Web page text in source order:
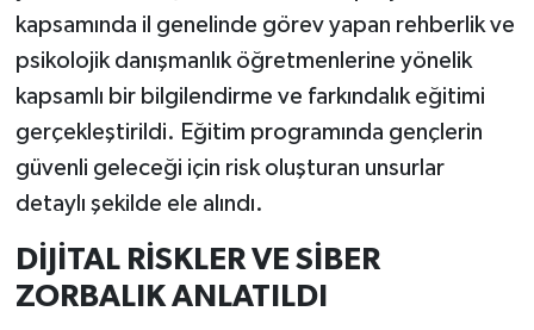
kapsamında il genelinde görev yapan rehberlik ve
psikolojik danışmanlık öğretmenlerine yönelik
kapsamlı bir bilgilendirme ve farkındalık eğitimi
gerçekleştirildi. Eğitim programında gençlerin
güvenli geleceği için risk oluşturan unsurlar
detaylı şekilde ele alındı.
DİJİTAL RİSKLER VE SİBER
ZORBALIK ANLATILDI